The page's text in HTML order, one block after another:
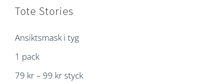
Tote Stories
Ansiktsmask i tyg
1 pack
79 kr – 99 kr styck